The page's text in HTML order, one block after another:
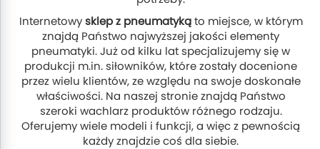
Internetowysklep z pneumatykąto miejsce, w którym
znajdą Państwo najwyższej jakości elementy
pneumatyki. Już od kilku lat specjalizujemy się w
produkcji m.in. siłowników, które zostały docenione
przez wielu klientów, ze względu na swoje doskonałe
właściwości. Na naszej stronie znajdą Państwo
szeroki wachlarz produktów różnego rodzaju.
Oferujemy wiele modeli i funkcji, a więc z pewnością
każdy znajdzie coś dla siebie.